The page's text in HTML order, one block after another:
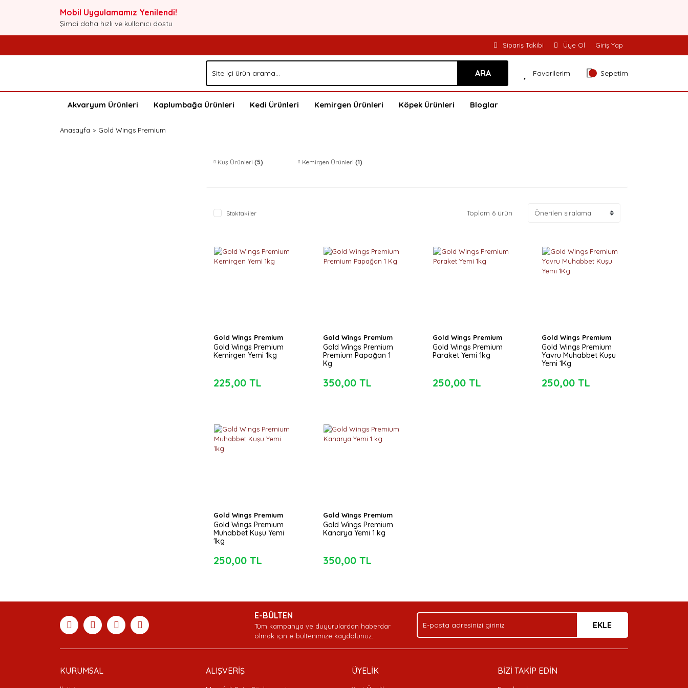
Mobil Uygulamamız Yenilendi!
Şimdi daha hızlı ve kullanıcı dostu
Sipariş Takibi Üye Ol Giriş Yap
ARA Favorilerim Sepetim
Akvaryum Ürünleri Kaplumbağa Ürünleri Kedi Ürünleri Kemirgen Ürünleri Köpek Ürünleri Bloglar
Anasayfa Gold Wings Premium
Kuş Ürünleri (5) Kemirgen Ürünleri (1)
Stoktakiler Toplam 6 ürün
Gold Wings Premium
Gold Wings Premium
Kemirgen Yemi 1kg
225,00 TL
Gold Wings Premium
Gold Wings Premium
Premium Papağan 1
Kg
350,00 TL
Gold Wings Premium
Gold Wings Premium
Paraket Yemi 1kg
250,00 TL
Gold Wings Premium
Gold Wings Premium
Yavru Muhabbet Kuşu
Yemi 1Kg
250,00 TL
Gold Wings Premium
Gold Wings Premium
Muhabbet Kuşu Yemi
1kg
250,00 TL
Gold Wings Premium
Gold Wings Premium
Kanarya Yemi 1 kg
350,00 TL
E-BÜLTEN
Tüm kampanya ve duyurulardan haberdar
olmak için e-bültenimize kaydolunuz.
EKLE
KURUMSAL ALIŞVERİŞ ÜYELİK BİZİ TAKİP EDİN